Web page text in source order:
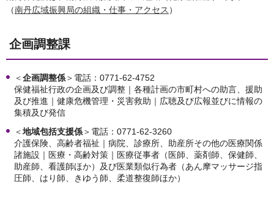
（南丹広域振興局の組織・仕事・アクセス ）
企画調整課
＜企画調整係＞電話：0771-62-4752
保健福祉行政の企画及び調整｜各種計画の市町村への助言、援助
及び推進｜健康危機管理・災害救助｜広聴及び広報並びに情報の
集積及び発信
＜地域包括支援係＞電話：0771-62-3260
介護保険、高齢者福祉｜病院、診療所、助産所その他の医療関係
諸施設｜医療・高齢対策｜医療従事者（医師、薬剤師、保健師、
助産師、看護師ほか）及び医業類似行為者（あん摩マッサージ指
圧師、はり師、きゆう師、柔道整復師ほか）